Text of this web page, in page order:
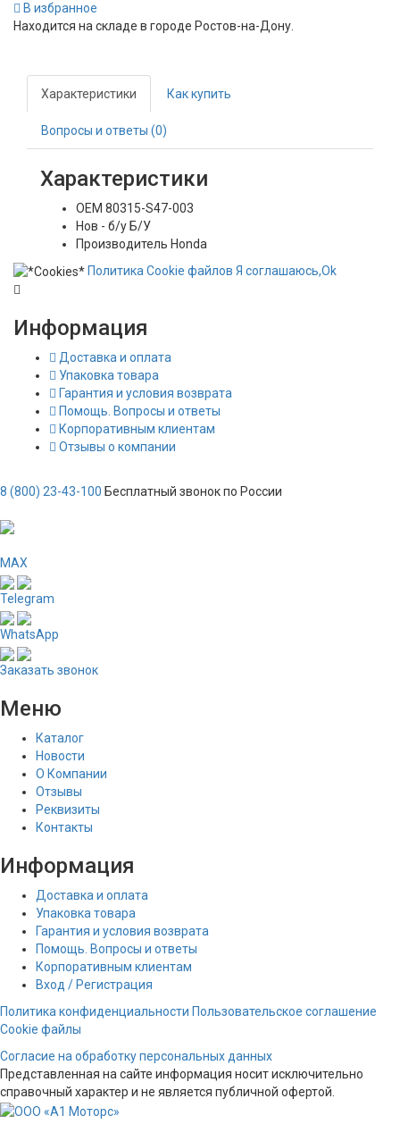
В избранное
Находится на складе в городе Ростов-на-Дону
Характеристики Как купить
Вопросы и ответы (0)
Характеристики
OEM 80315-S47-003
Нов - б/у Б/У
Производитель Honda
Политика Сookie файлов Я соглашаюсь,Ok
Информация
Доставка и оплата
Упаковка товара
Гарантия и условия возврата
Помощь. Вопросы и ответы
Корпоративным клиентам
Отзывы о компании
8 (800) 23-43-100 Бесплатный звонок по России
MAX
Telegram
WhatsApp
Заказать звонок
Меню
Каталог
Новости
О Компании
Отзывы
Реквизиты
Контакты
Информация
Доставка и оплата
Упаковка товара
Гарантия и условия возврата
Помощь. Вопросы и ответы
Корпоративным клиентам
Вход / Регистрация
Политика конфиденциальности Пользовательское соглашение
Cookie файлы
Согласие на обработку персональных данных
Представленная на сайте информация носит исключительно
справочный характер и не является публичной офертой.